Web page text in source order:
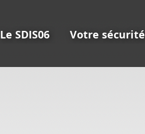
Le SDIS06 Votre sécurité